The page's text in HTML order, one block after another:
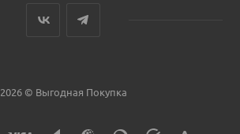
2026 © Выгодная Покупка